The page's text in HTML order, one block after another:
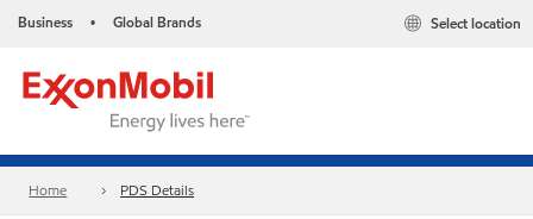
Business • Global Brands Select location
Home PDS Details